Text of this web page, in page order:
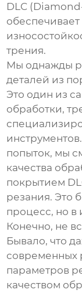
DLC
трения.
Мы однажды
деталей из
Это один из
обработки,
попыток, мы
качества
покрытием
резания. Это
процесс, но в
Конечно, не
Бывало, что
современных
параметров
качеством